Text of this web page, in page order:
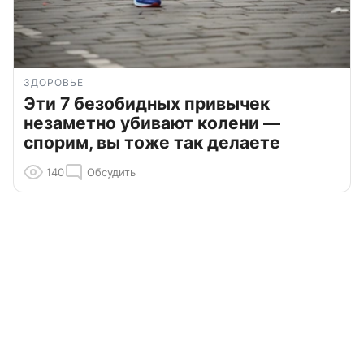
ЗДОРОВЬЕ
Эти 7 безобидных привычек
незаметно убивают колени —
спорим, вы тоже так делаете
140 Обсудить